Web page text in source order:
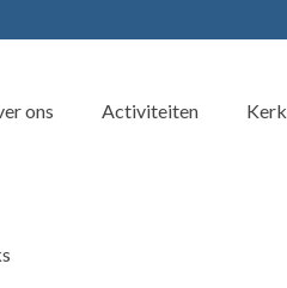
ons Activiteiten